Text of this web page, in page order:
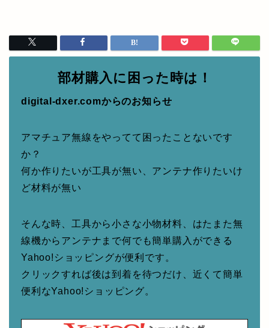
部材購入に困った時は！
digital-dxer.comからのお知らせ
アマチュア無線をやってて困ったことないです
か？
何か作りたいが工具が無い、アンテナ作りたいけ
ど材料が無い
そんな時、工具から小さな小物材料、はたまた無
線機からアンテナまで何でも簡単購入ができる
Yahoo!ショッピングが便利です。
クリックすれば後は到着を待つだけ、近くて簡単
便利なYahoo!ショッピング。